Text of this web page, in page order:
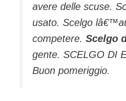
avere delle scuse.
usato. Scelgo
competere. Scelgo
gente. SCELGO DI
Buon pomeriggio.